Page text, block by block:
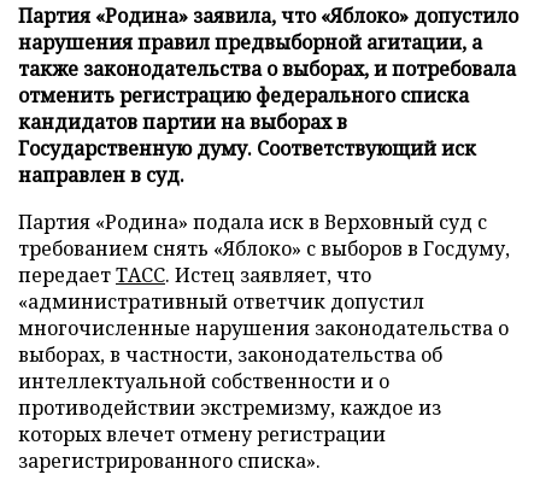
Партия «Родина» заявила, что «Яблоко» допустило
нарушения правил предвыборной агитации, а
также законодательства о выборах, и потребовала
отменить регистрацию федерального списка
кандидатов партии на выборах в
Государственную думу. Соответствующий иск
направлен в суд.
Партия «Родина» подала иск в Верховный суд с
требованием снять «Яблоко» с выборов в Госдуму,
передаетТАСС. Истец заявляет, что
«административный ответчик допустил
многочисленные нарушения законодательства о
выборах, в частности, законодательства об
интеллектуальной собственности и о
противодействии экстремизму, каждое из
которых влечет отмену регистрации
зарегистрированного списка».